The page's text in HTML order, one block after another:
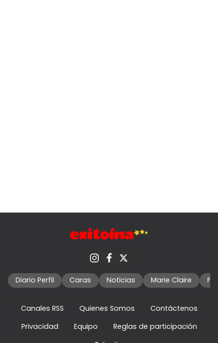
Diario Perfil Caras Noticias Marie Claire
Canales RSS Quienes Somos
Contáctenos
Privacidad
Equipo
Reglas de participación